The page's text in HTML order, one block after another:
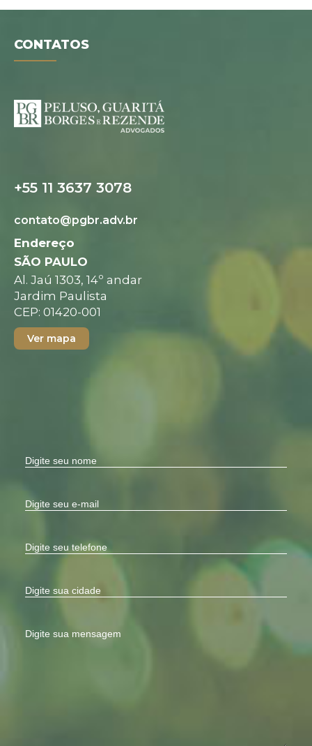
CONTATOS
+55 11 3637 3078
contato@pgbr.adv.br
Endereço
SÃO PAULO
Al. Jaú 1303, 14º andar
Jardim Paulista
CEP: 01420-001
Ver mapa